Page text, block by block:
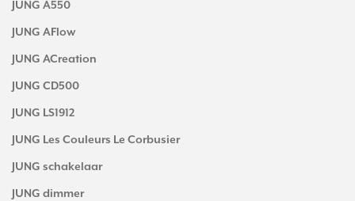
JUNG A550
JUNG AFlow
JUNG ACreation
JUNG CD500
JUNG LS1912
JUNG Les Couleurs Le Corbusier
JUNG schakelaar
JUNG dimmer